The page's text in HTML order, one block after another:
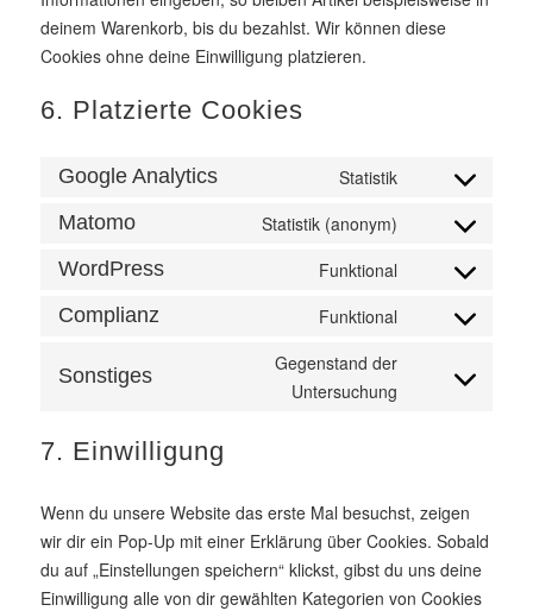
deinem Warenkorb, bis du bezahlst. Wir können diese
Cookies ohne deine Einwilligung platzieren.
6. Platzierte Cookies
Google Analytics Statistik
Consent
google-
Matomo Statistik (anonym)
Consent
matomo
WordPress Funktional
Consent
wordpress
Complianz Funktional
Consent
service
Sonstiges
Gegenstand der
Untersuchung
Consent
7. Einwilligung
Wenn du unsere Website das erste Mal besuchst, zeigen
wir dir ein Pop-Up mit einer Erklärung über Cookies. Sobald
du auf „Einstellungen speichern“ klickst, gibst du uns deine
Einwilligung alle von dir gewählten Kategorien von Cookies